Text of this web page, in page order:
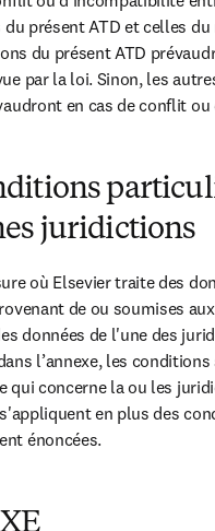
présent ATD et celles
du présent ATD
par la loi. Sinon, les
en cas de conflit
juridictions
où Elsevier traite des
de ou soumises
données de l'une des
l’annexe, les
qui concerne la ou les
en plus des
énoncées.